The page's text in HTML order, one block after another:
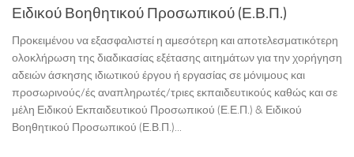
Ειδικού Βοηθητικού Προσωπικού (Ε.Β.Π.)
Προκειμένου να εξασφαλιστεί η αμεσότερη και αποτελεσματικότερη
ολοκλήρωση της διαδικασίας εξέτασης αιτημάτων για την χορήγηση
αδειών άσκησης ιδιωτικού έργου ή εργασίας σε μόνιμους και
προσωρινούς/ές αναπληρωτές/τριες εκπαιδευτικούς καθώς και σε
μέλη Ειδικού Εκπαιδευτικού Προσωπικού (Ε.Ε.Π.) & Ειδικού
Βοηθητικού Προσωπικού (Ε.Β.Π.)...